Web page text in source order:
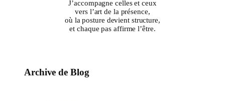
J’accompagne celles et ceux
vers l’art de la présence,
où la posture devient structure,
et chaque pas affirme l’être.
Archive de Blog